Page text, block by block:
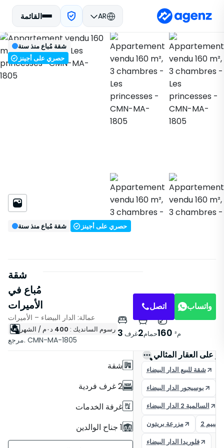
AR القائمة
الرجوع العقارات في المغرب مباع الدار البيضاء
شقة
الأميرات CMN-MA-1805 تسجيل
شقة مُباع منذ سنة
حصري على أجينز
شقة مُباع منذ سنة حصري على أجينز
شقة
مُباع في
الأميرات
عمالة: الدار البيضاء – الأميرات
رسوم السانديك : 400 د٠م / الشهر
مرجع. CMN-MA-1805
3 غرف2حمام160 م²
اتصل واتساب
خصائص
شقة
2 غرف فردية
غرفة الخدمات
1 جناح الوالدين
على العقار المثالي
شقة للبيع الدار البيضاء
بوسيجور الدار البيضاء
السالمية 2 الدار البيضاء
مزرعة بريتون
النسيم 2
فلوريدا الدار البيضاء